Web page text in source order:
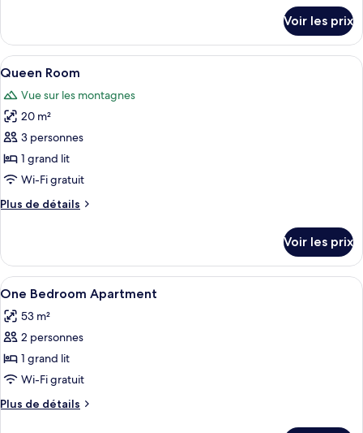
le
type
de
Suite
Confort
Voir les prix
Afficher
toutes
les
photos
pour
ce
type
chambre :
Une chambre d’hôtel comprenant
4
Queen Room
Vue sur les montagnes
20 m²
3 personnes
1 grand lit
Wi-Fi gratuit
Plus de détails
Plus
le
type
de
Queen
Room
Voir les prix
Afficher
toutes
les
photos
pour
ce
type
de
On aperçoit, à travers une grille
7
One Bedroom Apartment
53 m²
2 personnes
1 grand lit
Wi-Fi gratuit
Plus de détails
Plus